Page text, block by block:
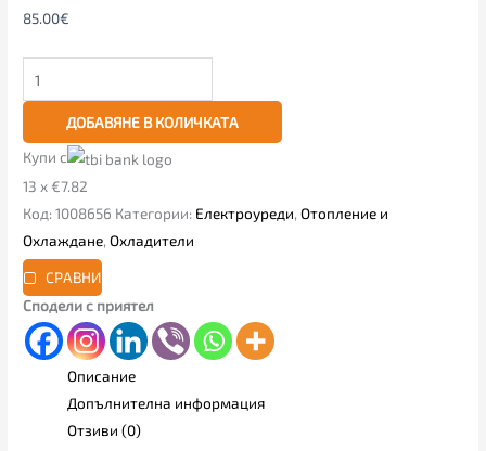
85.00€
ДОБАВЯНЕ В КОЛИЧКАТА
Купи с
13 x €7.82
Код:1008656 Категории: Електроуреди,Отопление и
Охлаждане,Охладители
СРАВНИ
Сподели с приятел
Описание
Допълнителна информация
Отзиви (0)